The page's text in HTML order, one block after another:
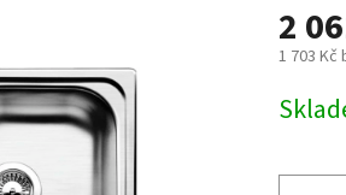
2
1 703 Kč
cena: